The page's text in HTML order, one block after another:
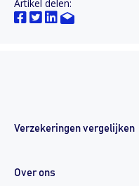
Artikel delen:
Verzekeringen vergelijken
Over ons